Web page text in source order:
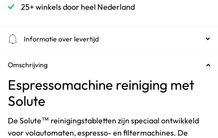
25+ winkels door heel Nederland
Informatie over levertijd
Omschrijving
Espressomachine reiniging met
Solute
De Solute™ reinigingstabletten zijn speciaal ontwikkeld
voor volautomaten, espresso- en filtermachines. De